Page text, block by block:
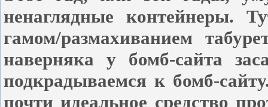
ненаглядные контейнеры.
гамом/размахиванием
наверняка у бомб-сайта
подкрадываемся к бомб-
почти идеальное средство